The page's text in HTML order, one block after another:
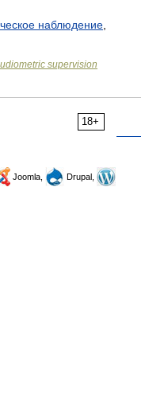
наблюдение
supervision
18+
Joomla,
Drupal,